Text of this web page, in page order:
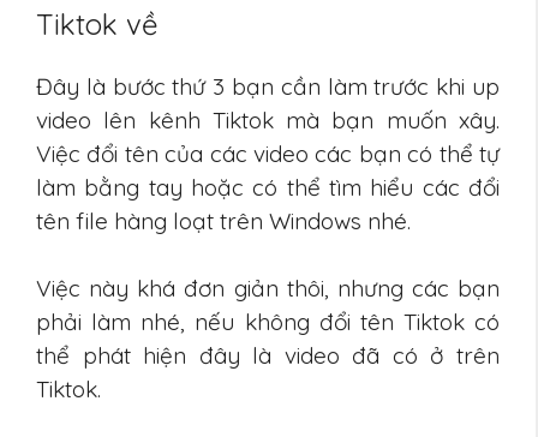
Tiktok về
Đây là bước thứ 3 bạn cần làm trước khi up
video lên kênh Tiktok mà bạn muốn xây.
Việc đổi tên của các video các bạn có thể tự
làm bằng tay hoặc có thể tìm hiểu các đổi
tên file hàng loạt trên Windows nhé.
Việc này khá đơn giản thôi, nhưng các bạn
phải làm nhé, nếu không đổi tên Tiktok có
thể phát hiện đây là video đã có ở trên
Tiktok.